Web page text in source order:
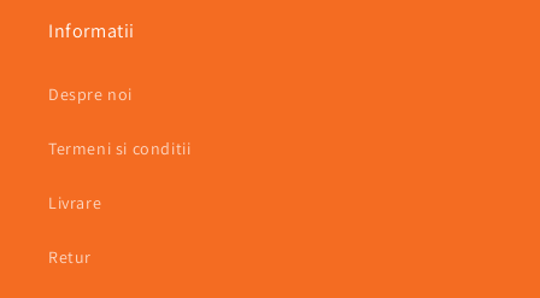
Informatii
Despre noi
Termeni si conditii
Livrare
Retur